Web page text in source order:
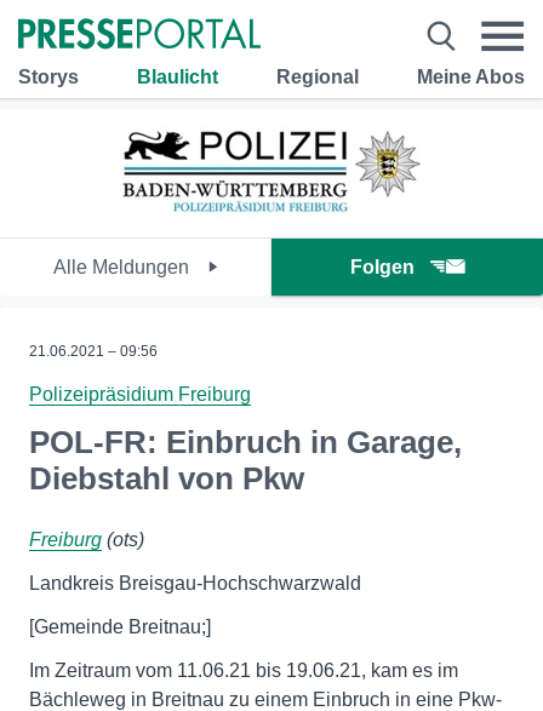
Storys Blaulicht Regional Meine Abos
Alle Meldungen Folgen
21.06.2021 – 09:56
Polizeipräsidium Freiburg
POL-FR: Einbruch in Garage,
Diebstahl von Pkw
Freiburg (ots)
Landkreis Breisgau-Hochschwarzwald
[Gemeinde Breitnau;]
Im Zeitraum vom 11.06.21 bis 19.06.21, kam es im
Bächleweg in Breitnau zu einem Einbruch in eine Pkw-